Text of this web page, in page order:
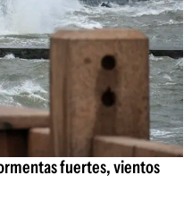
fuertes, vientos